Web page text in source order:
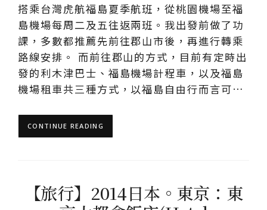
搭乘台灣虎航福島夏季航班，從桃園機場至福
島機場每周二及五往返兩班。我出發前做了功
課，多數都推薦先前往郡山市後，再進行轉乘
路線安排。 而前往郡山的方式，目前有定時出
發的利木津巴士、福島機場計程車，以及福島
機場租車共三種方式，以福島自由行而言可…
CONTINUE READING
【旅行】2014日本。東京：東